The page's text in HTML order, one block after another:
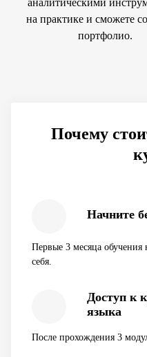
аналитическими
на практике и сможете
портфолио.
Почему
Начните
Первые 3 месяца
себя.
Доступ к
языка
После прохождения 3